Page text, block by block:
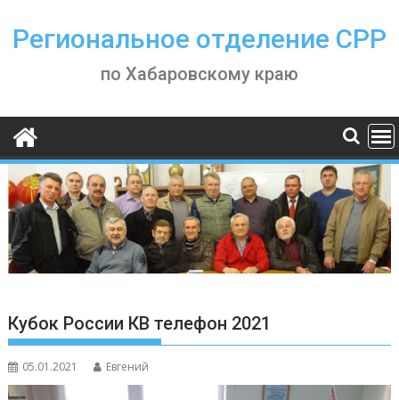
content
Региональное отделение СРР
по Хабаровскому краю
Кубок России КВ телефон 2021
05.01.2021 Евгений